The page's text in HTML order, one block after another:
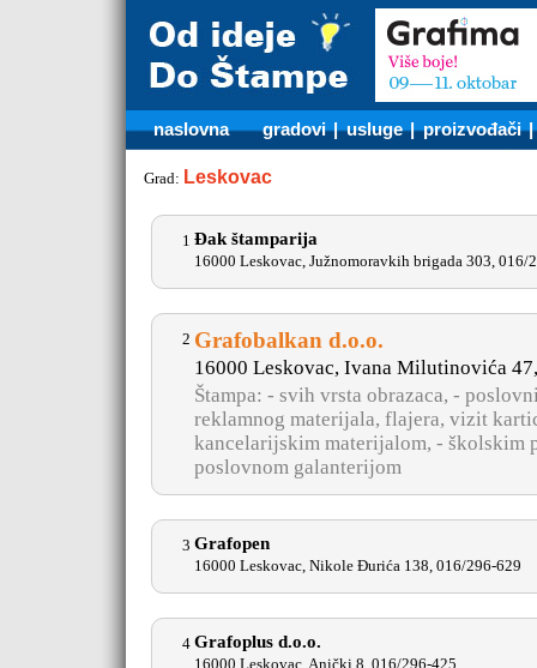
naslovna gradovi |usluge |proizvođači |
Grad: Leskovac
1 Ðak štamparija
16000 Leskovac, Južnomoravkih brigada 303, 016/
2 Grafobalkan d.o.o.
16000 Leskovac, Ivana Milutinovića
Štampa: - svih vrsta obrazaca, -
reklamnog materijala, flajera, vizit
kancelarijskim materijalom, - školskim
poslovnom galanterijom
3 Grafopen
16000 Leskovac, Nikole Đurića 138, 016/296-629
4 Grafoplus d.o.o.
16000 Leskovac, Anički 8, 016/296-425